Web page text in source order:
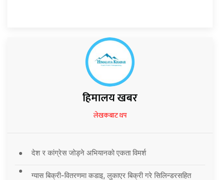
हिमालय खबर
लेखकबाट थप
देश र कांग्रेस जोड्ने अभियानको एकता विमर्श
ग्यास बिक्री-वितरणमा कडाइ, लुकाएर बिक्री गरे सिलिन्डरसहित